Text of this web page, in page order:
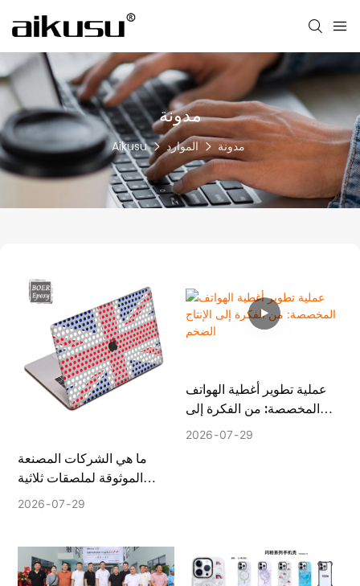
مدونة
Aikusu الموارد مدونة
ما هي الشركات المصنعة
الموثوقة لملصقات ثلاثية
الأبعاد؟
2026 07 29
عملية تطوير أغطية الهواتف
المخصصة: من الفكرة إلى
الإنتاج الضخم
2026 07 29